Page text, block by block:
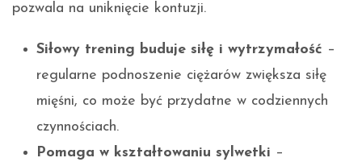
pozwala na uniknięcie kontuzji.
Siłowy trening buduje siłę i wytrzymałość –
regularne podnoszenie ciężarów zwiększa siłę
mięśni, co może być przydatne w codziennych
czynnościach.
Pomaga w kształtowaniu sylwetki –